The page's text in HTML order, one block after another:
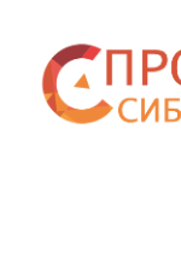
Email*
Код города